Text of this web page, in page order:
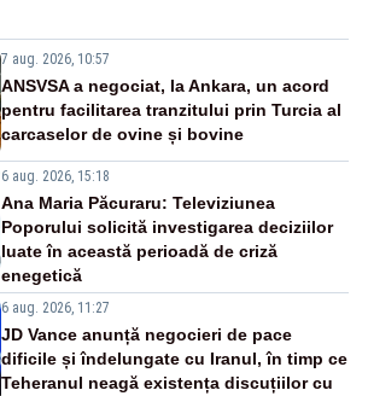
7 aug. 2026, 10:57
ANSVSA a negociat, la Ankara, un acord
pentru facilitarea tranzitului prin Turcia al
carcaselor de ovine și bovine
6 aug. 2026, 15:18
Ana Maria Păcuraru: Televiziunea
Poporului solicită investigarea deciziilor
luate în această perioadă de criză
enegetică
6 aug. 2026, 11:27
JD Vance anunță negocieri de pace
dificile și îndelungate cu Iranul, în timp ce
Teheranul neagă existența discuțiilor cu